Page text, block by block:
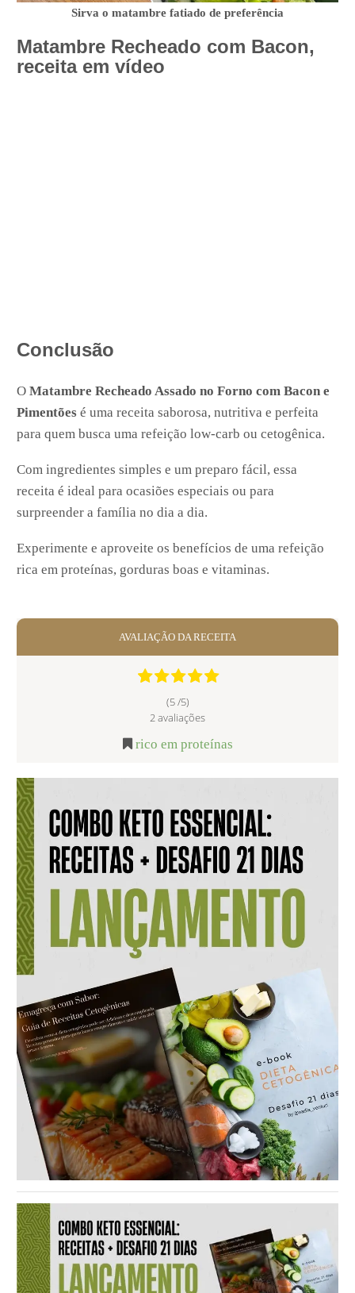
Sirva o matambre fatiado de preferência
Matambre Recheado com Bacon,
receita em vídeo
Conclusão
OMatambre Recheado Assado no Forno com Bacon e
Pimentões é uma receita saborosa, nutritiva e perfeita
para quem busca uma refeição low-carb ou cetogênica.
Com ingredientes simples e um preparo fácil, essa
receita é ideal para ocasiões especiais ou para
surpreender a família no dia a dia.
Experimente e aproveite os benefícios de uma refeição
rica em proteínas, gorduras boas e vitaminas.
AVALIAÇÃO DA RECEITA
(5 /5)
2avaliações
rico em proteínas